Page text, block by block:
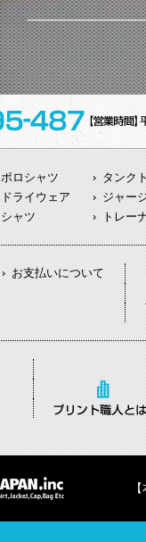
ポロシャツ
タンク
ドライウェア
ジャー
シャツ トレー
お支払いについて